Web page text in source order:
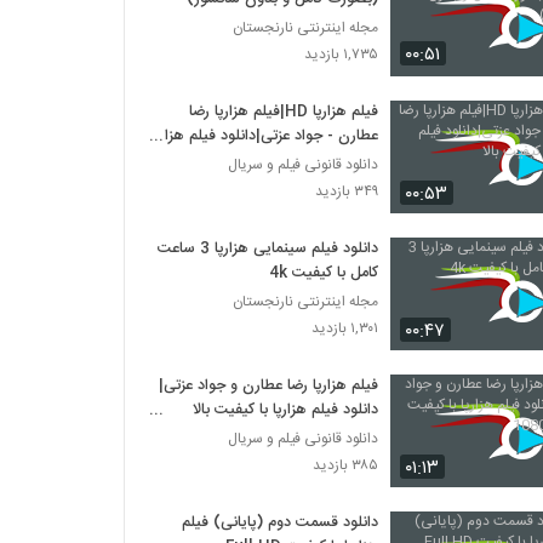
۰۰:۵۱
مجله اینترنتی نارنجستان
۱,۷۳۵ بازدید
۰۰:۵۳
فیلم هزارپا HD|فیلم هزارپا رضا
عطارن - جواد عزتی|دانلود فیلم هزارپا
با کیفیت بالا
دانلود قانونی فیلم و سریال
۳۴۹ بازدید
۰۰:۴۷
دانلود فیلم سینمایی هزارپا 3 ساعت
کامل با کیفیت 4k
مجله اینترنتی نارنجستان
۱,۳۰۱ بازدید
۰۱:۱۳
فیلم هزارپا رضا عطارن و جواد عزتی|
دانلود فیلم هزارپا با کیفیت بالا
1080HQ
دانلود قانونی فیلم و سریال
۳۸۵ بازدید
دانلود قسمت دوم (پایانی) فیلم